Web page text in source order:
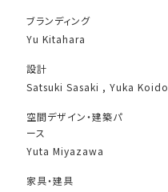
ブランディング
Yu Kitahara
設計
Satsuki Sasaki , Yuka Koido
空間デザイン・建築パ
ース
Yuta Miyazawa
家具・建具